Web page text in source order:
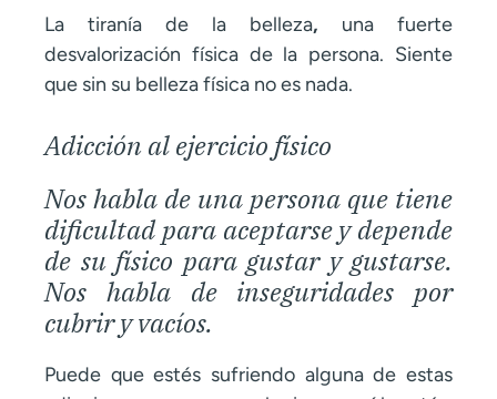
La tiranía de la belleza, una fuerte
desvalorización física de la persona. Siente
que sin su belleza física no es nada.
Adicción al ejercicio físico
Nos habla de una persona que tiene
dificultad para aceptarse y depende
de su físico para gustar y gustarse.
Nos habla de inseguridades por
cubrir y vacíos.
Puede que estés sufriendo alguna de estas